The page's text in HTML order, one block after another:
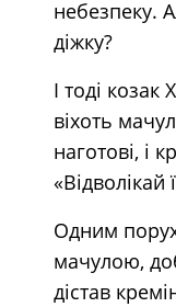
небезпеку.
діжку?
І тоді
віхоть
наготові, і
«Відволікай
Одним
мачулою,
дістав